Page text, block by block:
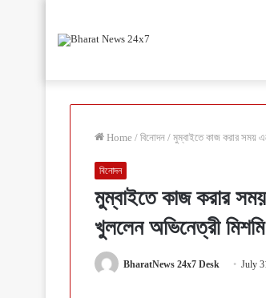
Home / বিনোদন / মুম্বাইতে কাজ করার সময়
বিনোদন
মুম্বাইতে কাজ করার
খুললেন অভিনেত্রী মিশমি
BharatNews 24x7 Desk July